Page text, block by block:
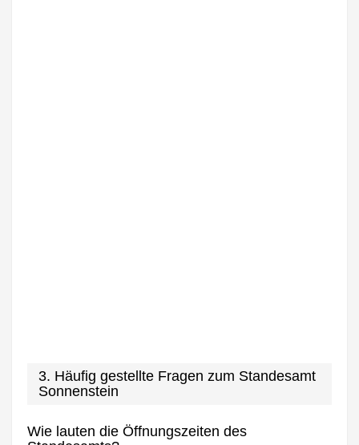
3. Häufig gestellte Fragen zum Standesamt
Sonnenstein
Wie lauten die Öffnungszeiten des